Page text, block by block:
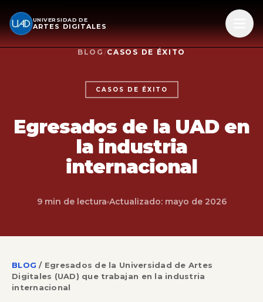
UNIVERSIDAD DE
ARTES DIGITALES
BLOG /CASOS DE ÉXITO
CASOS DE ÉXITO
Egresados de la UAD en
la industria
internacional
9 min de lectura Actualizado: mayo de 2026
BLOG / Egresados de la Universidad de Artes
Digitales (UAD) que trabajan en la industria
internacional